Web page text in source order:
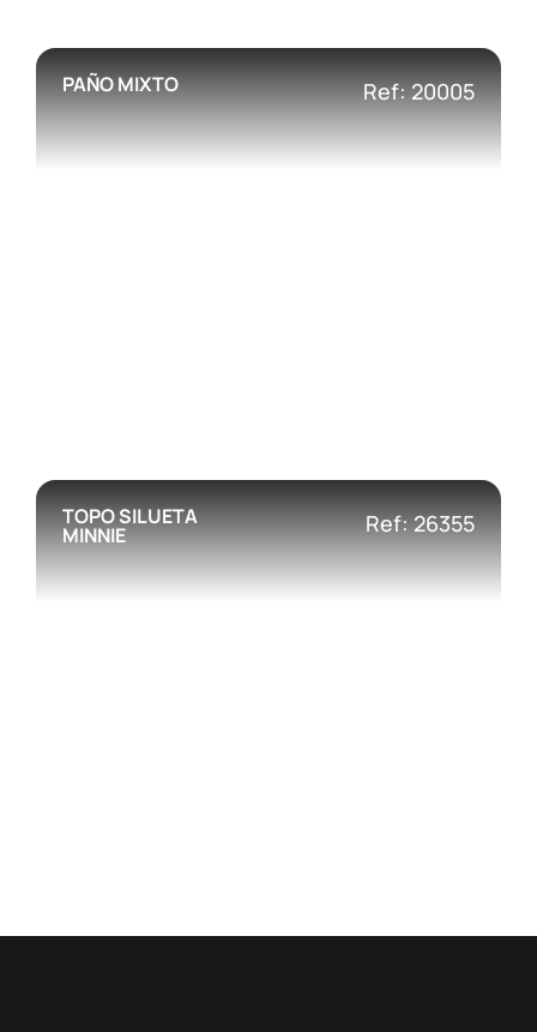
PAÑO MIXTO Ref: 20005
TOPO SILUETA
MINNIE Ref: 26355